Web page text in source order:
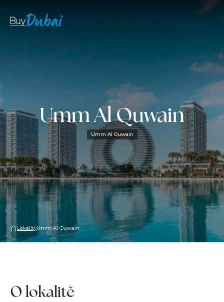
Umm Al Quwain
Umm Al Quwain
LokalityUmm Al Quwain
O lokalitě